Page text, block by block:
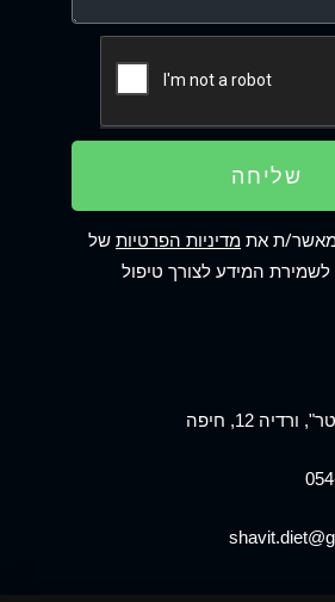
שליחה
מאשר/ת את מדיניות הפרטיות של
המידע לצורך טיפול
12, חיפה